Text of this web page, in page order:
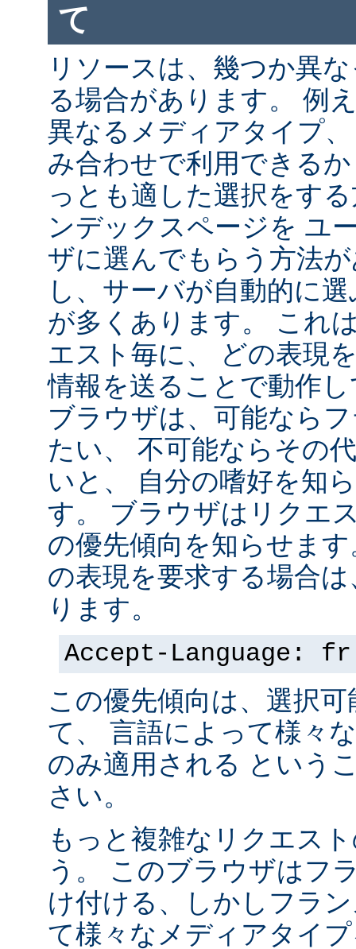
て
リソースは、幾つか異
る場合があります。 例
異なるメディアタイプ
み合わせで利用できる
っとも適した選択をす
ンデックスページを ユ
ザに選んでもらう方法
し、サーバが自動的に
が多くあります。 これ
エスト毎に、 どの表現
情報を送ることで動作
ブラウザは、可能なら
たい、 不可能ならその
いと、 自分の嗜好を知
す。 ブラウザはリクエ
の優先傾向を知らせま
の表現を要求する場合
ります。
Accept-Language: fr
この優先傾向は、選択
て、 言語によって様々
のみ適用される という
さい。
もっと複雑なリクエス
う。 このブラウザはフ
け付ける、しかしフラ
て様々なメディアタイ